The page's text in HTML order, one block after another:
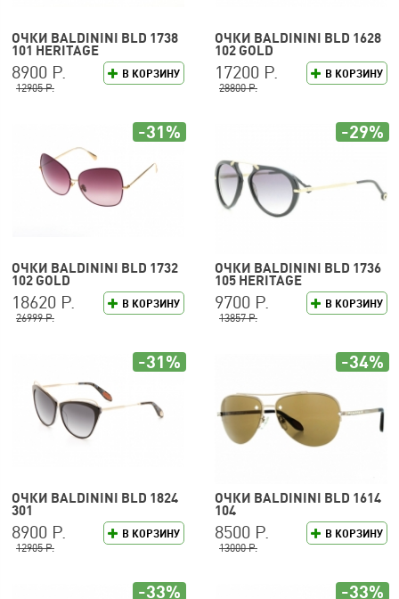
ОЧКИ BALDININI BLD 1738
101 HERITAGE
В КОРЗИНУ
8900 Р.
12905 Р.
ОЧКИ BALDININI BLD 1628
102 GOLD
В КОРЗИНУ
17200 Р.
28800 Р.
ОЧКИ BALDININI BLD 1732
102 GOLD
В КОРЗИНУ
18620 Р.
26999 Р.
-31%
ОЧКИ BALDININI BLD 1736
105 HERITAGE
В КОРЗИНУ
9700 Р.
13857 Р.
-29%
ОЧКИ BALDININI BLD 1824
301
В КОРЗИНУ
8900 Р.
12905 Р.
-31%
ОЧКИ BALDININI BLD 1614
104
В КОРЗИНУ
8500 Р.
13000 Р.
-34%
-33% -33%